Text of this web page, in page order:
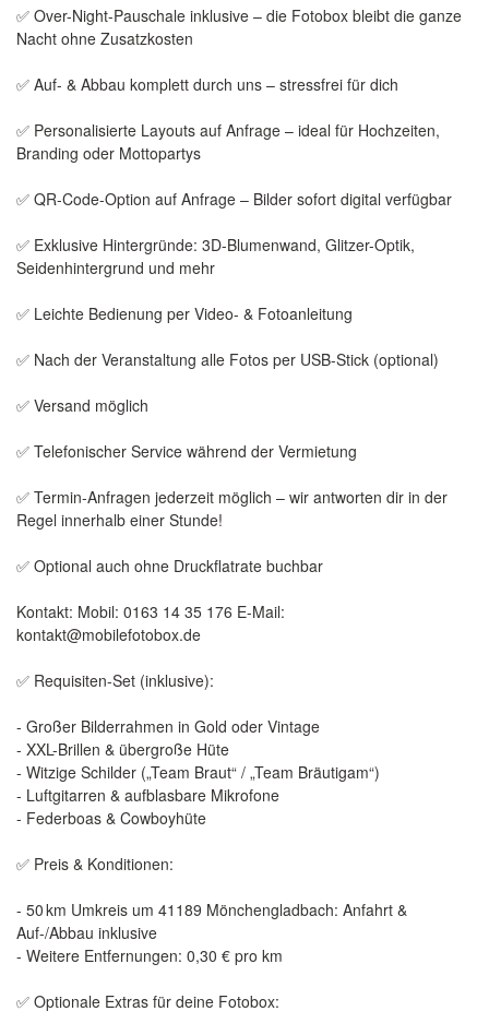
✅ Over-Night-Pauschale inklusive – die Fotobox bleibt die ganze
Nacht ohne Zusatzkosten
✅ Auf- & Abbau komplett durch uns – stressfrei für dich
✅ Personalisierte Layouts auf Anfrage – ideal für Hochzeiten,
Branding oder Mottopartys
✅ QR-Code-Option auf Anfrage – Bilder sofort digital verfügbar
✅ Exklusive Hintergründe: 3D-Blumenwand, Glitzer-Optik,
Seidenhintergrund und mehr
✅ Leichte Bedienung per Video- & Fotoanleitung
✅ Nach der Veranstaltung alle Fotos per USB-Stick (optional)
✅ Versand möglich
✅ Telefonischer Service während der Vermietung
✅ Termin-Anfragen jederzeit möglich – wir antworten dir in der
Regel innerhalb einer Stunde!
✅ Optional auch ohne Druckflatrate buchbar
Kontakt: Mobil: 0163 14 35 176 E-Mail:
kontakt@mobilefotobox.de
✅ Requisiten-Set (inklusive):
- Großer Bilderrahmen in Gold oder Vintage
- XXL-Brillen & übergroße Hüte
- Witzige Schilder („Team Braut“ / „Team Bräutigam“)
- Luftgitarren & aufblasbare Mikrofone
- Federboas & Cowboyhüte
✅ Preis & Konditionen:
- 50 km Umkreis um 41189 Mönchengladbach: Anfahrt &
Auf-/Abbau inklusive
- Weitere Entfernungen: 0,30 € pro km
✅ Optionale Extras für deine Fotobox: